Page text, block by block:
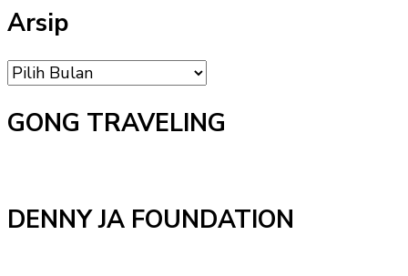
Arsip
Arsip
GONG TRAVELING
DENNY JA FOUNDATION